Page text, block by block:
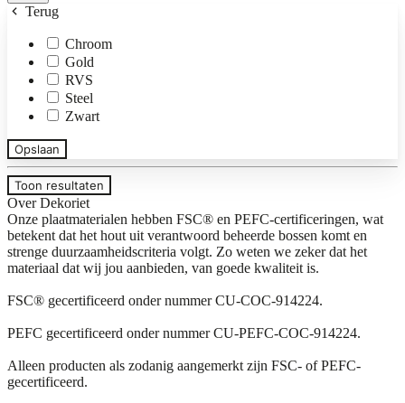
Terug
Chroom
Gold
RVS
Steel
Zwart
Opslaan
Toon resultaten
Over Dekoriet
Onze plaatmaterialen hebben FSC® en PEFC-certificeringen, wat
betekent dat het hout uit verantwoord beheerde bossen komt en
strenge duurzaamheidscriteria volgt. Zo weten we zeker dat het
materiaal dat wij jou aanbieden, van goede kwaliteit is.
FSC® gecertificeerd onder nummer CU-COC-914224.
PEFC gecertificeerd onder nummer CU-PEFC-COC-914224.
Alleen producten als zodanig aangemerkt zijn FSC- of PEFC-
gecertificeerd.